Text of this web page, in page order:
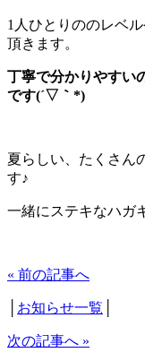
1人ひとりののレベ
頂きます。
丁寧で分かりやすい
です(´▽｀*)
夏らしい、たくさん
す♪
一緒にステキなハガ
« 前の記事へ
お知らせ一覧
次の記事へ »